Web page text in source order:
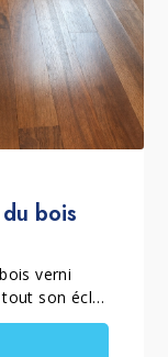
bois
verni
son éclat
a perdu sa
à cause